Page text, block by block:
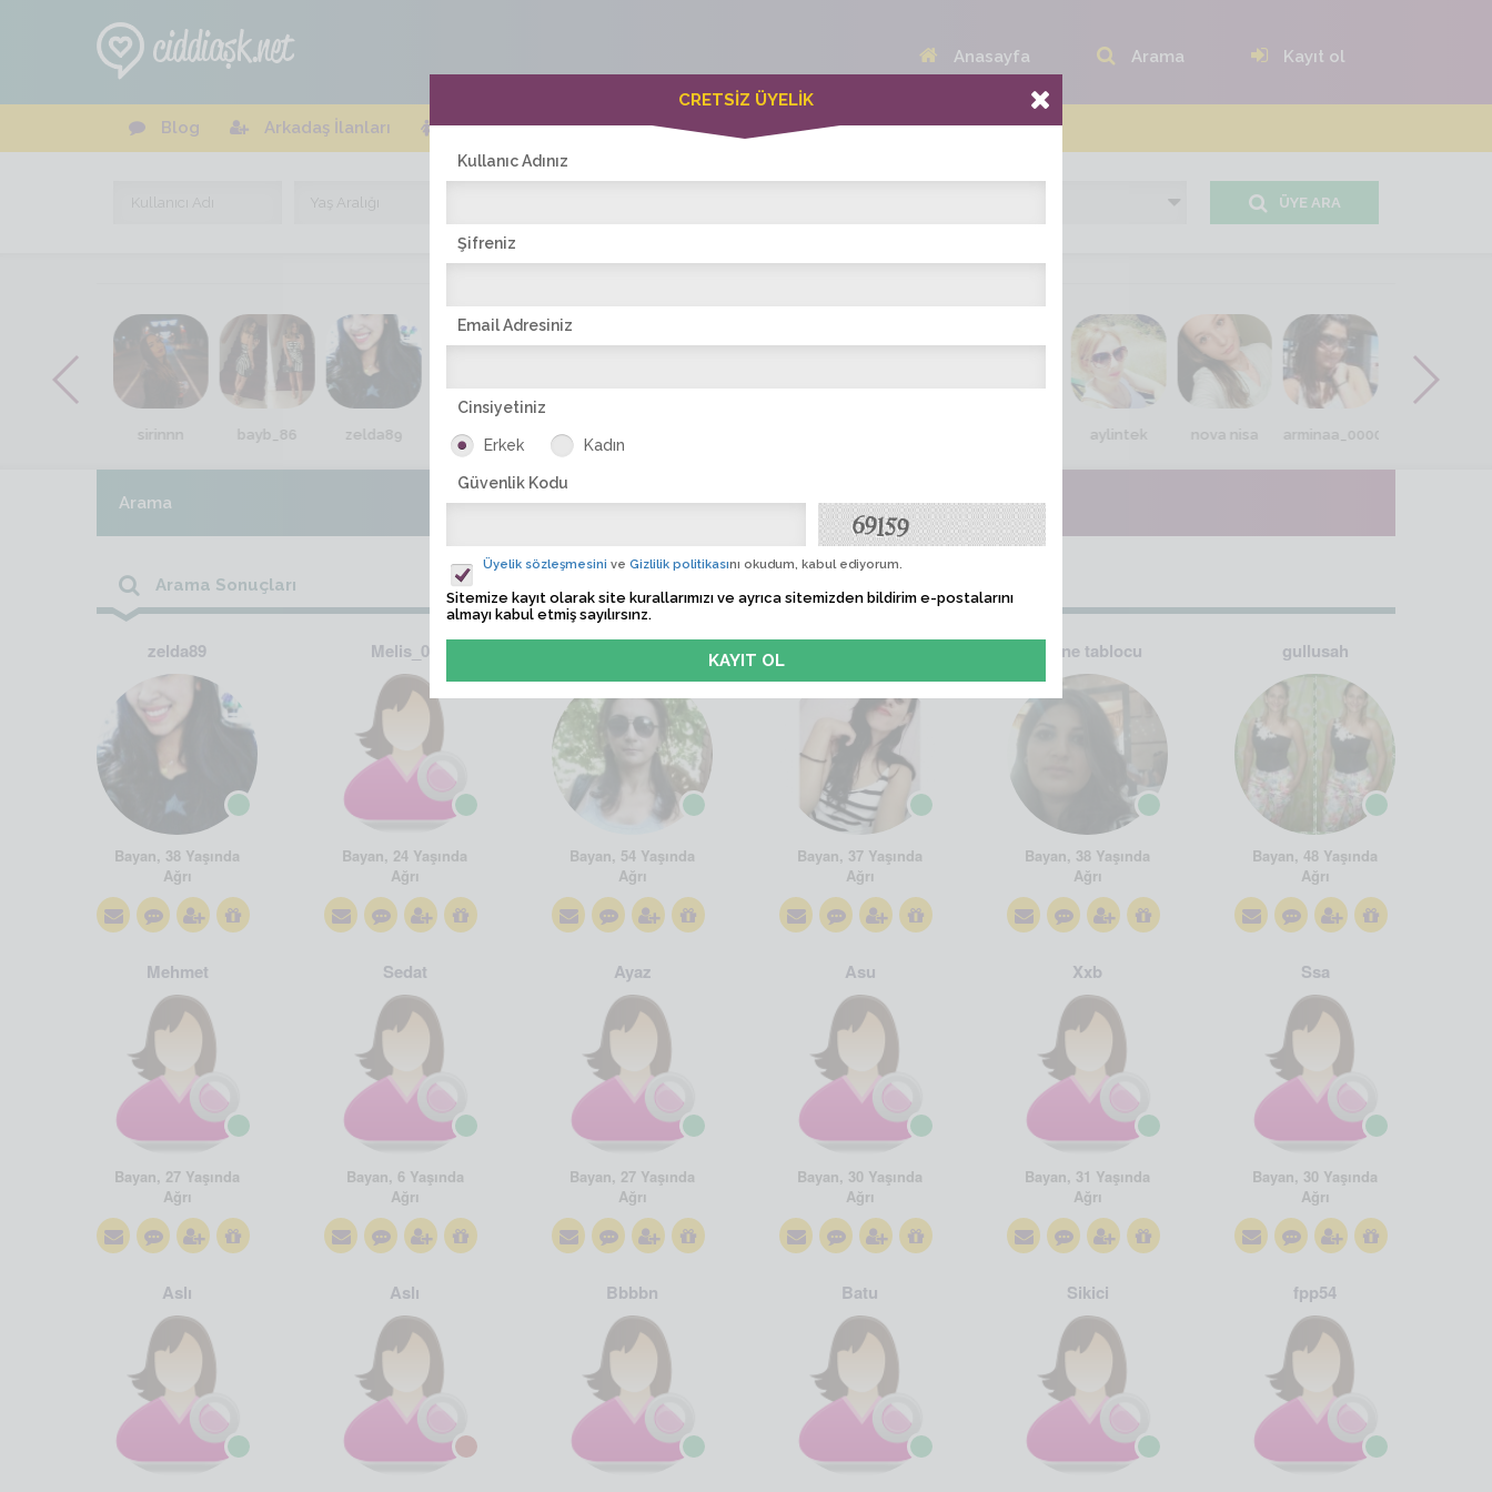
Anasayfa Arama Kayıt ol
Blog Arkadaş İlanları Online Bayanlar(208) Online Erkekler(364)
ÜYE ARA
sirinnn bayb_86 zelda89 nergiz_ela Katanya-10 aylintek nova nisa arminaa_0000
Arama
Arama Sonuçları
zelda89
Bayan, 38 Yaşında
Ağrı
Melis_06
Bayan, 24 Yaşında
Ağrı
Bayan, 54 Yaşında
Ağrı
Bayan, 37 Yaşında
Ağrı
emine tablocu
Bayan, 38 Yaşında
Ağrı
gullusah
Bayan, 48 Yaşında
Ağrı
Mehmet
Bayan, 27 Yaşında
Ağrı
Sedat
Bayan, 6 Yaşında
Ağrı
Ayaz
Bayan, 27 Yaşında
Ağrı
Asu
Bayan, 30 Yaşında
Ağrı
Xxb
Bayan, 31 Yaşında
Ağrı
Ssa
Bayan, 30 Yaşında
Ağrı
Aslı Aslı Bbbbn Batu Sikici fpp54
CRETSİZ ÜYELİK
Kullanıc Adınız
Şifreniz
Email Adresiniz
Cinsiyetiniz
Erkek Kadın
Güvenlik Kodu
Üyelik sözleşmesini ve Gizlilik politikasını okudum, kabul ediyorum.
Sitemize kayıt olarak site kurallarımızı ve ayrıca sitemizden bildirim e-postalarını
almayı kabul etmiş sayılırsınz.